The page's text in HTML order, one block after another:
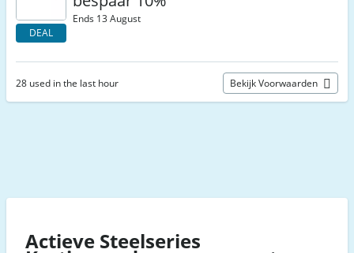
DEAL
Ends 13 August
28 used in the last hour Bekijk Voorwaarden
Actieve Steelseries